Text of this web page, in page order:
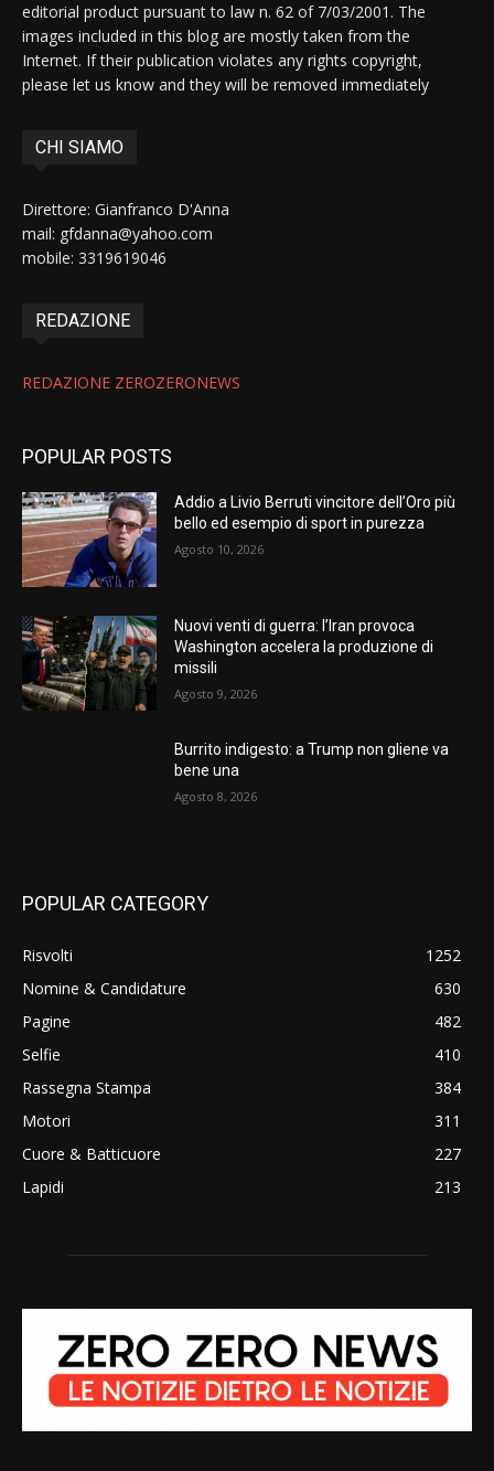
editorial product pursuant to law n. 62 of 7/03/2001. The
images included in this blog are mostly taken from the
Internet. If their publication violates any rights copyright,
please let us know and they will be removed immediately
CHI SIAMO
Direttore: Gianfranco D'Anna
mail: gfdanna@yahoo.com
mobile: 3319619046
REDAZIONE
REDAZIONE ZEROZERONEWS
POPULAR POSTS
Addio a Livio Berruti vincitore dell’Oro più
bello ed esempio di sport in purezza
Agosto 10, 2026
Nuovi venti di guerra: l’Iran provoca
Washington accelera la produzione di
missili
Agosto 9, 2026
Burrito indigesto: a Trump non gliene va
bene una
Agosto 8, 2026
POPULAR CATEGORY
Risvolti
1252
Nomine & Candidature
630
Pagine
482
Selfie
410
Rassegna Stampa
384
Motori
311
Cuore & Batticuore
227
Lapidi
213